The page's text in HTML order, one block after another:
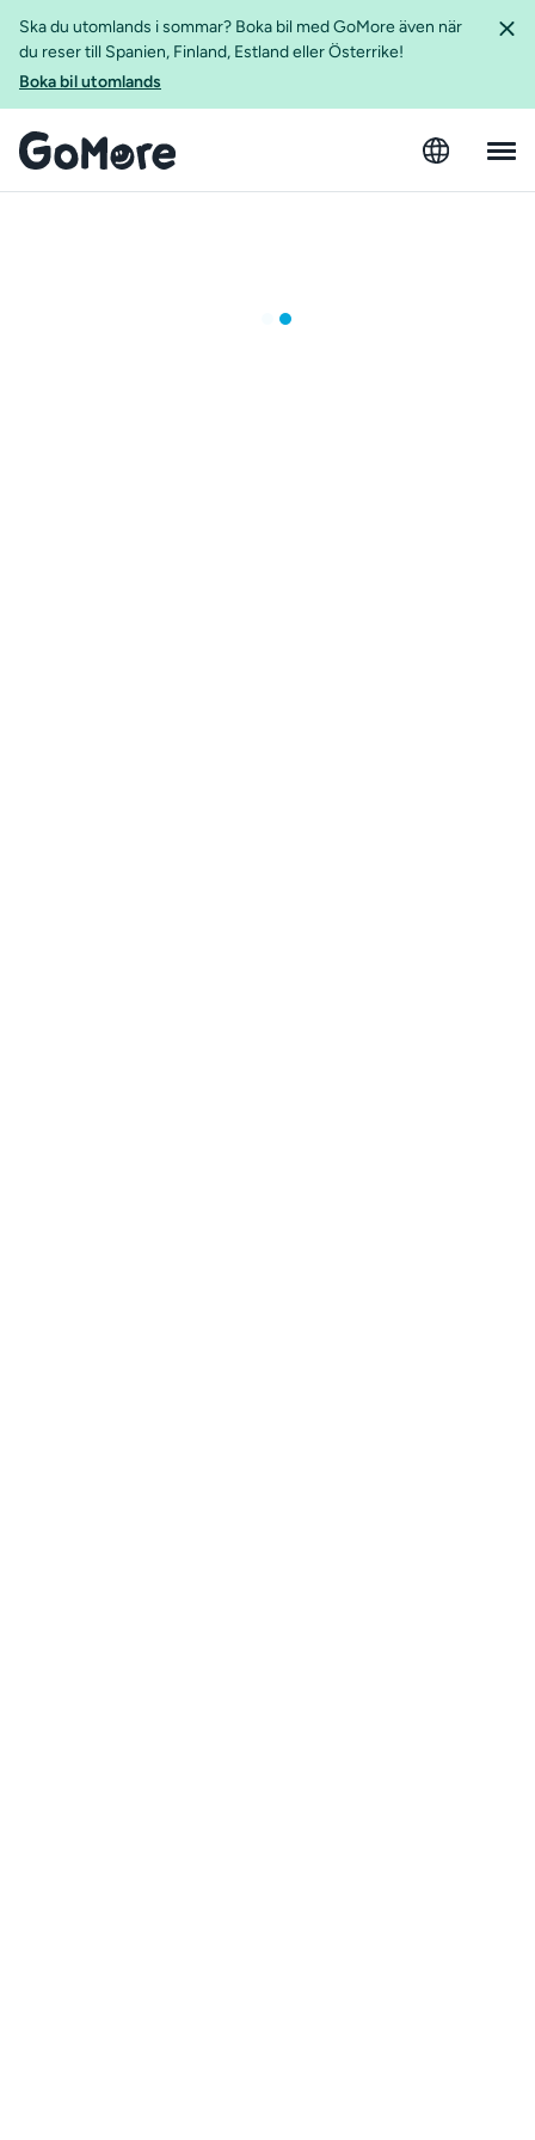
Ska du utomlands i sommar? Boka bil med GoMore även när
du reser till Spanien, Finland, Estland eller Österrike!
Boka bil utomlands